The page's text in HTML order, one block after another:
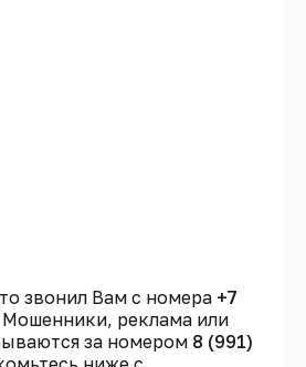
звонил Вам с номера +7
Мошенники, реклама или
за номером 8 (991)